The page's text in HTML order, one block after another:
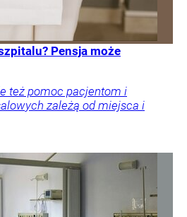
Pensja może
też pomoc pacjentom i
zależą od miejsca i